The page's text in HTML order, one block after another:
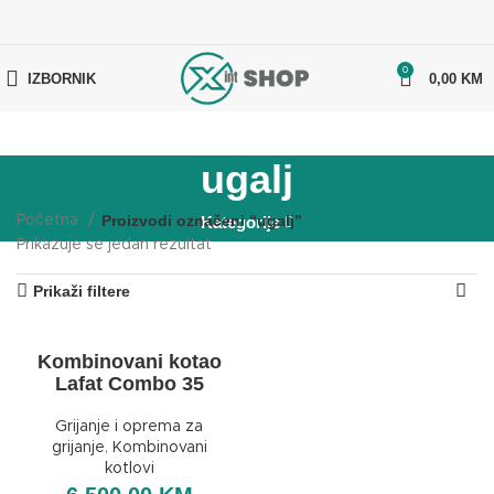
IZBORNIK 0 0,00 KM
ugalj
Kategorije
Početna Proizvodi označeni “ugalj”
Prikazuje se jedan rezultat
Prikaži filtere
Kombinovani kotao
Lafat Combo 35
Grijanje i oprema za
grijanje, Kombinovani
kotlovi